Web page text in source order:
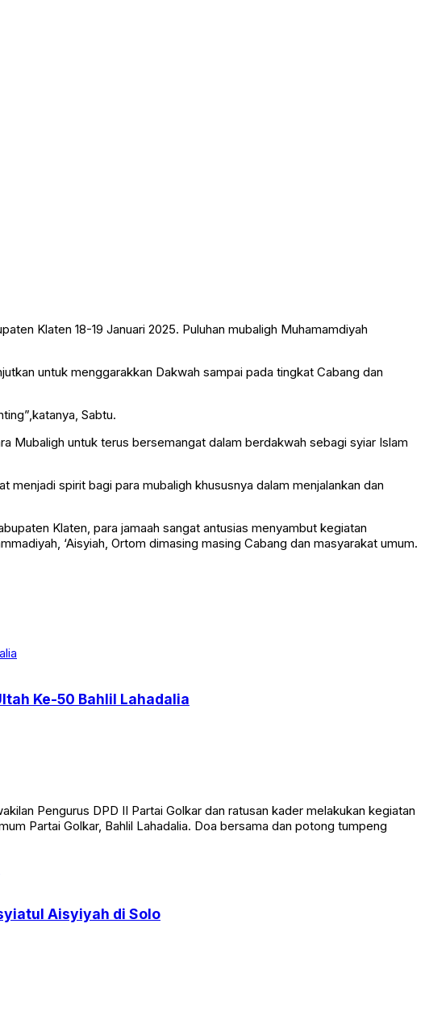
Klaten 18-19 Januari 2025. Puluhan mubaligh Muhamamdiyah
untuk menggarakkan Dakwah sampai pada tingkat Cabang dan
Sabtu.
Mubaligh untuk terus bersemangat dalam berdakwah sebagi syiar Islam
spirit bagi para mubaligh khususnya dalam menjalankan dan
Klaten, para jamaah sangat antusias menyambut kegiatan
‘Aisyiah, Ortom dimasing masing Cabang dan masyarakat umum.
Ke-50 Bahlil Lahadalia
Pengurus DPD II Partai Golkar dan ratusan kader melakukan kegiatan
Partai Golkar, Bahlil Lahadalia. Doa bersama dan potong tumpeng
Aisyiyah di Solo